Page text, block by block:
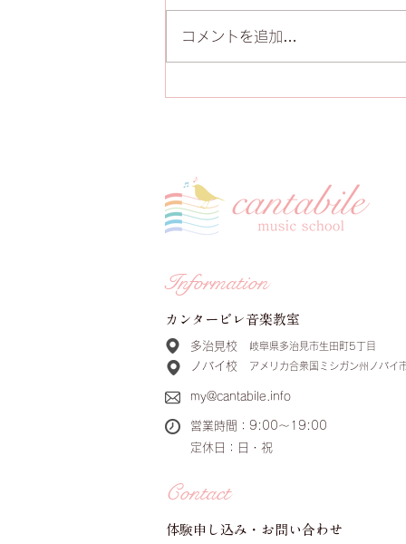
コメントを追加…
Information
​カンタービレ音楽教室
多治見校 岐阜県多治見市生田町5丁目
ノバイ校 アメリカ合衆国ミシガン州ノバイ
my@cantabile.info
​営業時間：9:00〜19:00
​定休日：日・祝
Contact
体験申し込み・お問い合わせ